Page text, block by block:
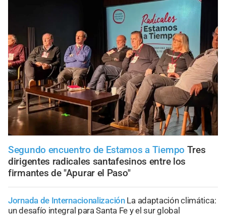
Segundo encuentro de Estamos a Tiempo Tres
dirigentes radicales santafesinos entre los
firmantes de "Apurar el Paso"
Jornada de Internacionalización La adaptación climática:
un desafío integral para Santa Fe y el sur global